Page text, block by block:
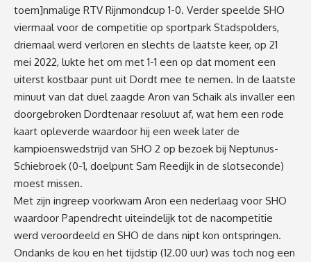
toem]nmalige RTV Rijnmondcup 1-0. Verder speelde SHO
viermaal voor de competitie op sportpark Stadspolders,
driemaal werd verloren en slechts de laatste keer, op 21
mei 2022, lukte het om met 1-1 een op dat moment een
uiterst kostbaar punt uit Dordt mee te nemen. In de laatste
minuut van dat duel zaagde Aron van Schaik als invaller een
doorgebroken Dordtenaar resoluut af, wat hem een rode
kaart opleverde waardoor hij een week later de
kampioenswedstrijd van SHO 2 op bezoek bij Neptunus-
Schiebroek (0-1, doelpunt Sam Reedijk in de slotseconde)
moest missen.
Met zijn ingreep voorkwam Aron een nederlaag voor SHO
waardoor Papendrecht uiteindelijk tot de nacompetitie
werd veroordeeld en SHO de dans nipt kon ontspringen.
Ondanks de kou en het tijdstip (12.00 uur) was toch nog een